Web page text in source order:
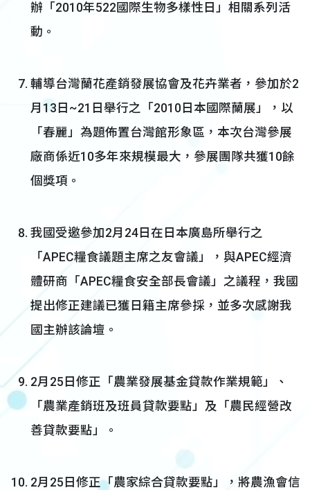
辦「2010年522國際生物多樣性日」相關系列活
動。
輔導台灣蘭花產銷發展協會及花卉業者，參加於2
月13日~21日舉行之「2010日本國際蘭展」，以
「春麗」為題佈置台灣館形象區，本次台灣參展
廠商係近10多年來規模最大，參展團隊共獲10餘
個獎項。
我國受邀參加2月24日在日本廣島所舉行之
「APEC糧食議題主席之友會議」，與APEC經濟
體研商「APEC糧食安全部長會議」之議程，我國
提出修正建議已獲日籍主席參採，並多次感謝我
國主辦該論壇。
2月25日修正「農業發展基金貸款作業規範」、
「農業產銷班及班員貸款要點」及「農民經營改
善貸款要點」。
2月25日修正「農家綜合貸款要點」，將農漁會信